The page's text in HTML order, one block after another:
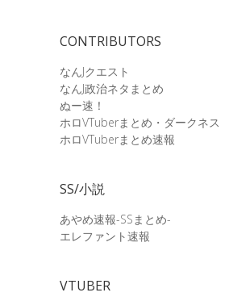
CONTRIBUTORS
なんJクエスト
なんJ政治ネタまとめ
ぬー速！
ホロVTuberまとめ・ダークネス
ホロVTuberまとめ速報
SS/小説
あやめ速報-SSまとめ-
エレファント速報
VTUBER